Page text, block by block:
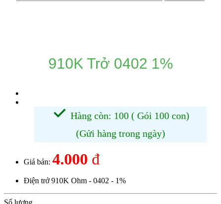
910K Trở 0402 1%
Hàng còn: 100 ( Gói 100 con)
(Gửi hàng trong ngày)
Giá bán: 4.000 đ
Điện trở 910K Ohm - 0402 - 1%
Số lượng